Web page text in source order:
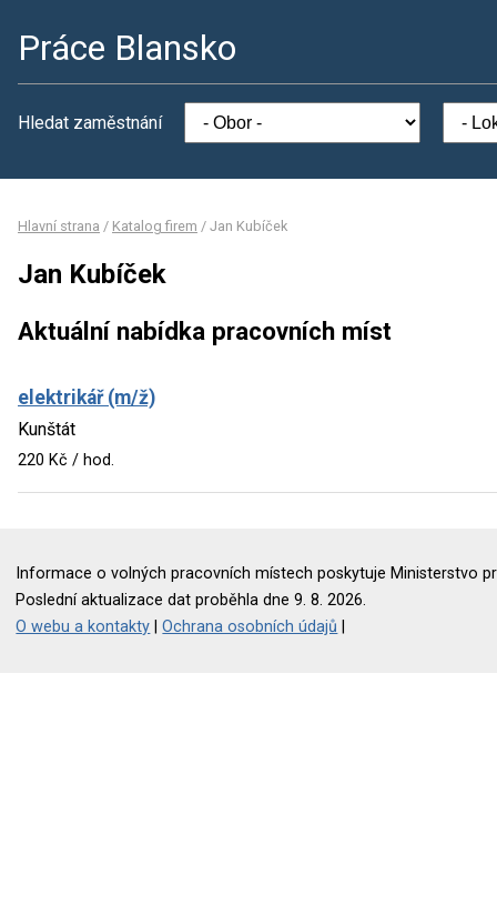
Práce Blansko
Hledat zaměstnání
Hlavní strana / Katalog firem / Jan Kubíček
Jan Kubíček
Aktuální nabídka pracovních míst
elektrikář (m/ž)
Kunštát
220 Kč / hod.
Informace o volných pracovních místech poskytuje Ministerstvo
Poslední aktualizace dat proběhla dne 9. 8. 2026.
O webu a kontakty |Ochrana osobních údajů